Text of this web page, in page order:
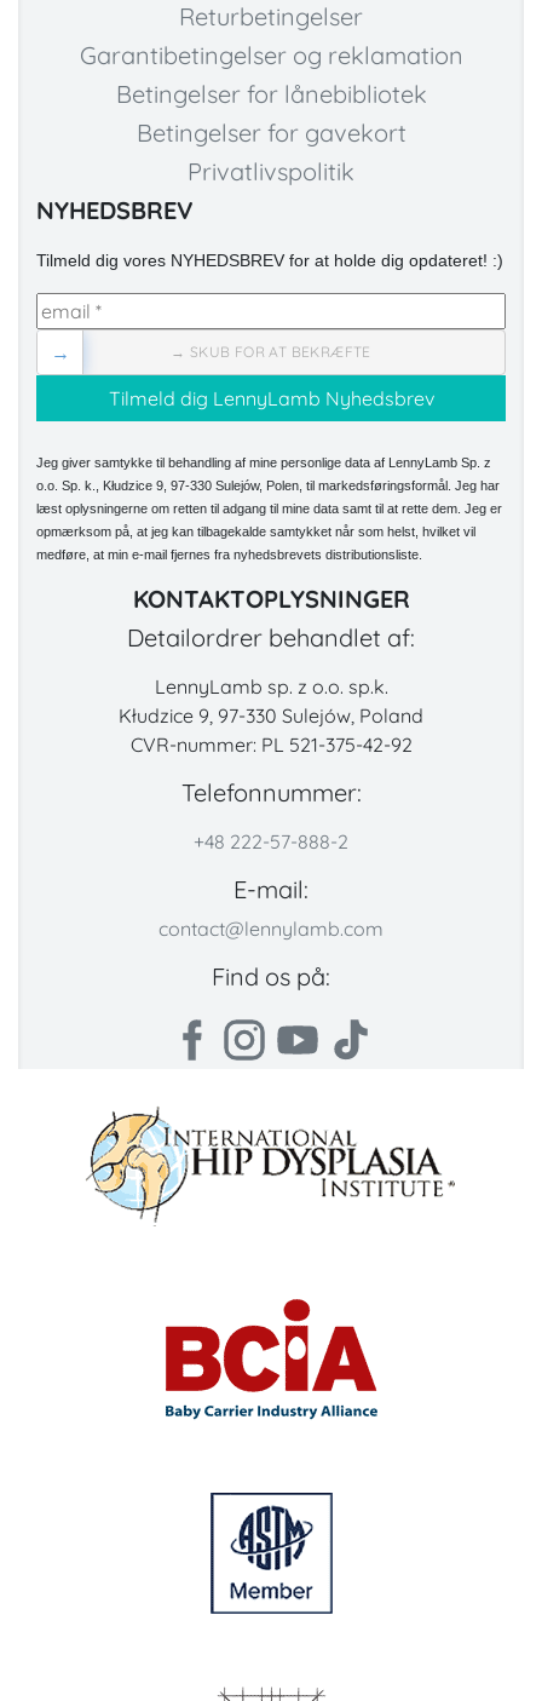
Returbetingelser
Garantibetingelser og reklamation
Betingelser for lånebibliotek
Betingelser for gavekort
Privatlivspolitik
NYHEDSBREV
Tilmeld dig vores NYHEDSBREV for at holde dig opdateret! :)
→ SKUB FOR AT BEKRÆFTE
→
Jeg giver samtykke til behandling af mine personlige data af LennyLamb Sp. z
o.o. Sp. k., Kłudzice 9, 97-330 Sulejów, Polen, til markedsføringsformål. Jeg har
læst oplysningerne om retten til adgang til mine data samt til at rette dem. Jeg er
opmærksom på, at jeg kan tilbagekalde samtykket når som helst, hvilket vil
medføre, at min e-mail fjernes fra nyhedsbrevets distributionsliste.
KONTAKTOPLYSNINGER
Detailordrer behandlet af:
LennyLamb sp. z o.o. sp.k.
Kłudzice 9, 97-330 Sulejów, Poland
CVR-nummer: PL 521-375-42-92
Telefonnummer:
+48 222-57-888-2
E-mail:
contact@lennylamb.com
Find os på: